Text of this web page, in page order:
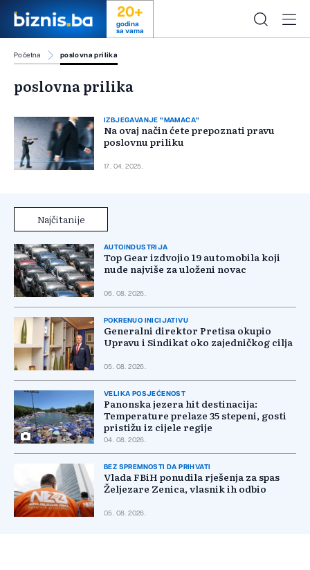
20+
godina
sa vama
Početna poslovna prilika
poslovna prilika
IZBJEGAVANJE "MAMACA"
Na ovaj način ćete prepoznati pravu
poslovnu priliku
17. 04. 2025.
Najčitanije
AUTOINDUSTRIJA
Top Gear izdvojio 19 automobila koji
nude najviše za uloženi novac
06. 08. 2026.
POKRENUO INICIJATIVU
Generalni direktor Pretisa okupio
Upravu i Sindikat oko zajedničkog cilja
05. 08. 2026.
VELIKA POSJEĆENOST
Panonska jezera hit destinacija:
Temperature prelaze 35 stepeni, gosti
pristižu iz cijele regije
04. 08. 2026.
BEZ SPREMNOSTI DA PRIHVATI
Vlada FBiH ponudila rješenja za spas
Željezare Zenica, vlasnik ih odbio
05. 08. 2026.